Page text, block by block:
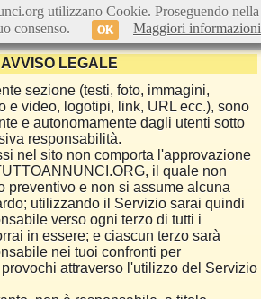
AVVISO LEGALE
sezione (testi, foto, immagini,
e video, logotipi, link, URL ecc.), sono
e autonomamente dagli utenti sotto
responsabilità.
nel sito non comporta l'approvazione
il quale non
preventivo e non si assume alcuna
utilizzando il Servizio sarai quindi
verso ogni terzo di tutti i
in essere; e ciascun terzo sarà
nei tuoi confronti per
attraverso l'utilizzo del Servizio
utilizzano Cookie. Proseguendo nella
consenso.
OK Maggiori informazioni